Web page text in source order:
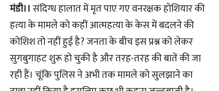
मंडी।।संदिग्ध हालात में मृत पाए गए वनरक्षक होशियार की
हत्या के मामले को कहीं आत्महत्या के केस में बदलने की
कोशिश तो नहीं हुई है? जनता के बीच इस प्रश्न को लेकर
सुगबुगाहट शुरू हो चुकी है और तरह-तरह की बातें की जा
रही हैं। चूंकि पुलिस ने अभी तक मामले को सुलझाने का